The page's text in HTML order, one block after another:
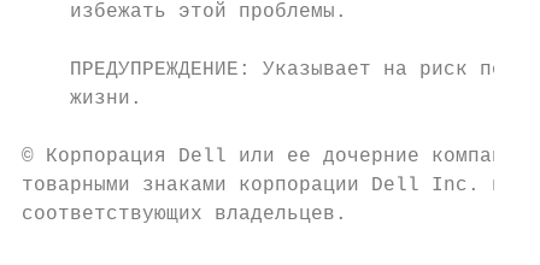
    избежать этой проблемы.
ПРЕДУПРЕЖДЕНИЕ: Указывает на риск
    жизни.
© Корпорация Dell или ее дочерние
товарными знаками корпорации Dell Inc. или
соответствующих владельцев.